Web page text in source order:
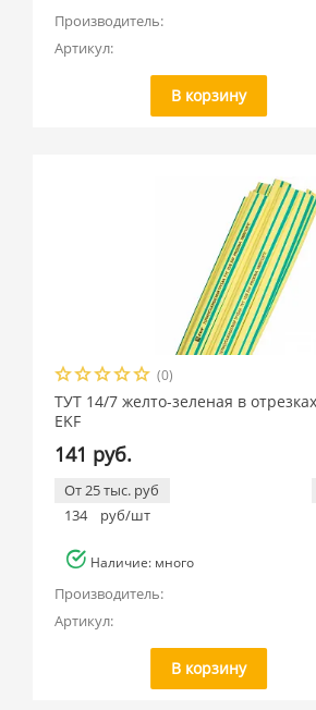
Производитель:
Артикул:
В корзину
(0)
ТУТ 14/7 желто-зеленая в
EKF
141 руб.
От 25 тыс. руб
134
руб/шт
Наличие: много
Производитель:
Артикул:
В корзину